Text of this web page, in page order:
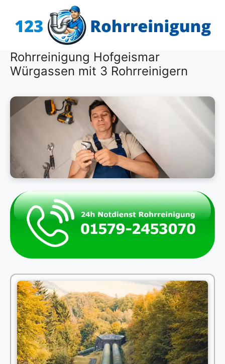
Inhalt
Rohrreinigung Hofgeismar
Würgassen mit 3 Rohrreinigern